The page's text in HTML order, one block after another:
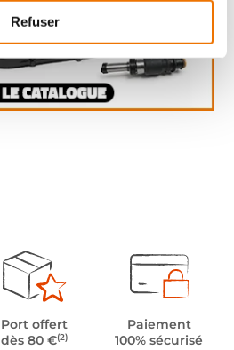
Refuser
Port offert
dès 80 €(2)
Paiement
100% sécurisé